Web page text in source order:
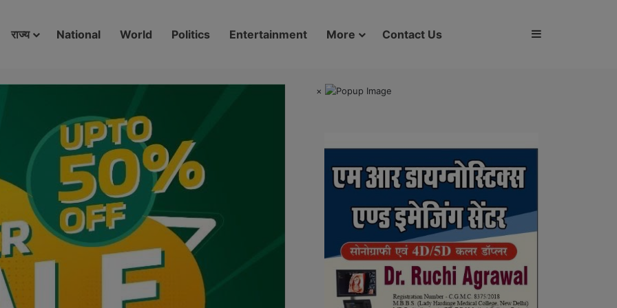
राज्य National World Politics Entertainment More Contact Us Sidebar
×